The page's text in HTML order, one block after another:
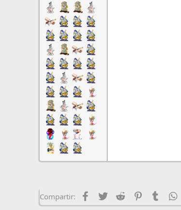
Compartir: Facebook
TwitterReddit PinterestTumblr